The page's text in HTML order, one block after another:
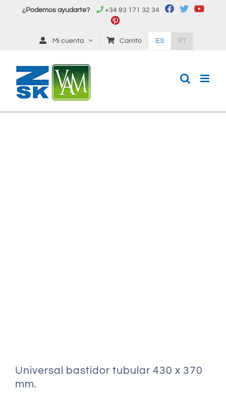
¿Podemos ayudarte? +34 93 171 32 34
Mi cuenta Carrito ES PT
Universal bastidor tubular 430 x 370
mm.